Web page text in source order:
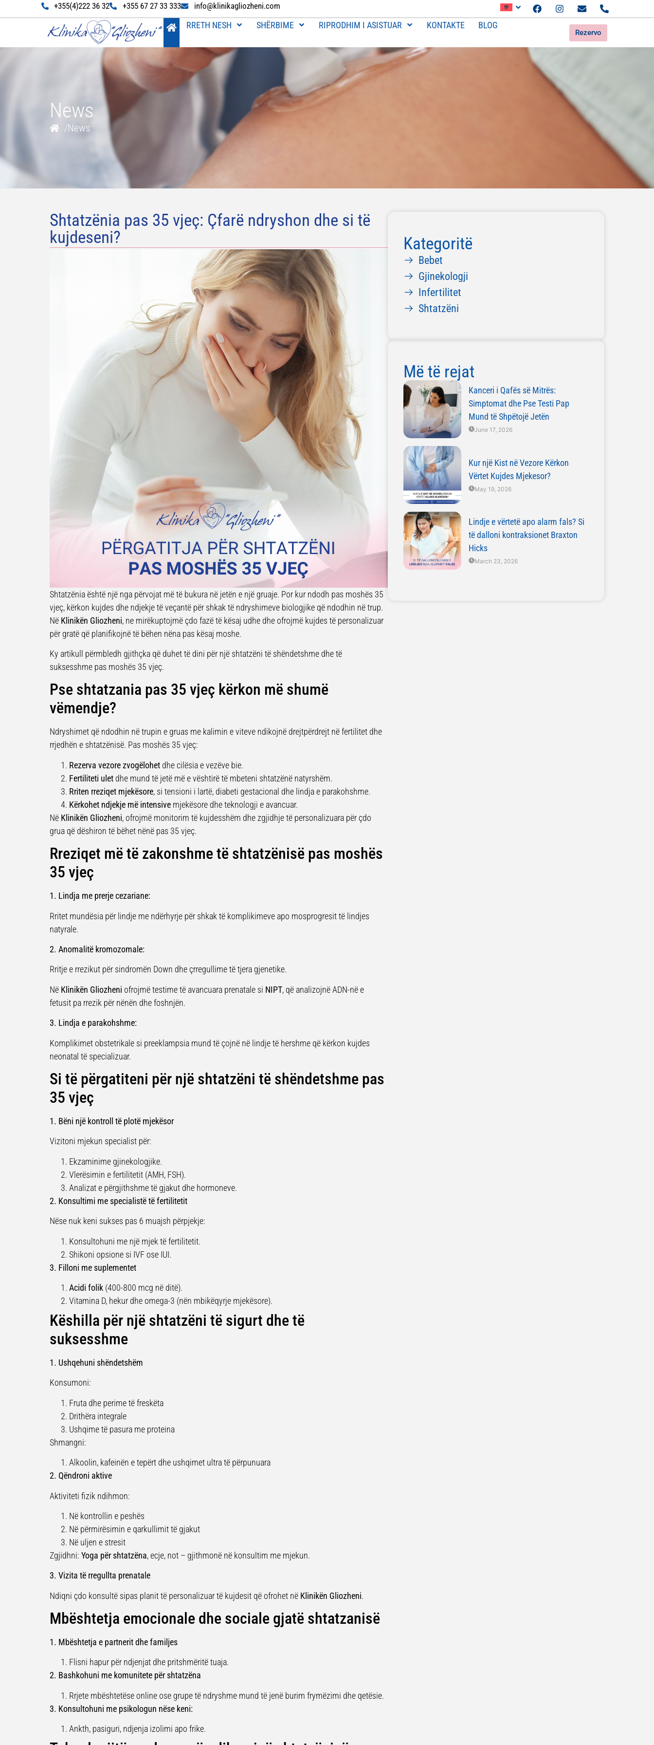
+355(4)222 36 32 +355 67 27 33 333 info@klinikagliozheni.com
RRETH NESH SHËRBIME RIPRODHIM I ASISTUAR KONTAKTE BLOG
Rezervo
News
/News
Shtatzënia pas 35 vjeç: Çfarë ndryshon dhe si të
kujdeseni?
Shtatzënia është një nga përvojat më të bukura në jetën e një gruaje. Por kur ndodh pas moshës 35
vjeç, kërkon kujdes dhe ndjekje të veçantë për shkak të ndryshimeve biologjike që ndodhin në trup.
Në Klinikën Gliozheni, ne mirëkuptojmë çdo fazë të kësaj udhe dhe ofrojmë kujdes të personalizuar
për gratë që planifikojnë të bëhen nëna pas kësaj moshe.
Ky artikull përmbledh gjithçka që duhet të dini për një shtatzëni të shëndetshme dhe të
suksesshme pas moshës 35 vjeç.
Pse shtatzania pas 35 vjeç kërkon më shumë
vëmendje?
Ndryshimet që ndodhin në trupin e gruas me kalimin e viteve ndikojnë drejtpërdrejt në fertilitet dhe
rrjedhën e shtatzënisë. Pas moshës 35 vjeç:
Rezerva vezore zvogëlohet dhe cilësia e vezëve bie.
Fertiliteti ulet dhe mund të jetë më e vështirë të mbeteni shtatzënë natyrshëm.
Rriten rreziqet mjekësore, si tensioni i lartë, diabeti gestacional dhe lindja e parakohshme.
Kërkohet ndjekje më intensive mjekësore dhe teknologji e avancuar.
Në Klinikën Gliozheni, ofrojmë monitorim të kujdesshëm dhe zgjidhje të personalizuara për çdo
grua që dëshiron të bëhet nënë pas 35 vjeç.
Rreziqet më të zakonshme të shtatzënisë pas moshës
35 vjeç
1. Lindja me prerje cezariane:
Rritet mundësia për lindje me ndërhyrje për shkak të komplikimeve apo mosprogresit të lindjes
natyrale.
2. Anomalitë kromozomale:
Rritje e rrezikut për sindromën Down dhe çrregullime të tjera gjenetike.
Në Klinikën Gliozheni ofrojmë testime të avancuara prenatale si NIPT, që analizojnë ADN-në e
fetusit pa rrezik për nënën dhe foshnjën.
3. Lindja e parakohshme:
Komplikimet obstetrikale si preeklampsia mund të çojnë në lindje të hershme që kërkon kujdes
neonatal të specializuar.
Si të përgatiteni për një shtatzëni të shëndetshme pas
35 vjeç
1. Bëni një kontroll të plotë mjekësor
Vizitoni mjekun specialist për:
Ekzaminime gjinekologjike.
Vlerësimin e fertilitetit (AMH, FSH).
Analizat e përgjithshme të gjakut dhe hormoneve.
2. Konsultimi me specialistë të fertilitetit
Nëse nuk keni sukses pas 6 muajsh përpjekje:
Konsultohuni me një mjek të fertilitetit.
Shikoni opsione si IVF ose IUI.
3. Filloni me suplementet
Acidi folik (400-800 mcg në ditë).
Vitamina D, hekur dhe omega-3 (nën mbikëqyrje mjekësore).
Këshilla për një shtatzëni të sigurt dhe të
suksesshme
1. Ushqehuni shëndetshëm
Konsumoni:
Fruta dhe perime të freskëta
Drithëra integrale
Ushqime të pasura me proteina
Shmangni:
Alkoolin, kafeinën e tepërt dhe ushqimet ultra të përpunuara
2. Qëndroni aktive
Aktiviteti fizik ndihmon:
Në kontrollin e peshës
Në përmirësimin e qarkullimit të gjakut
Në uljen e stresit
Zgjidhni: Yoga për shtatzëna, ecje, not – gjithmonë në konsultim me mjekun.
3. Vizita të rregullta prenatale
Ndiqni çdo konsultë sipas planit të personalizuar të kujdesit që ofrohet në Klinikën Gliozheni.
Mbështetja emocionale dhe sociale gjatë shtatzanisë
1. Mbështetja e partnerit dhe familjes
Flisni hapur për ndjenjat dhe pritshmëritë tuaja.
2. Bashkohuni me komunitete për shtatzëna
Rrjete mbështetëse online ose grupe të ndryshme mund të jenë burim frymëzimi dhe qetësie.
3. Konsultohuni me psikologun nëse keni:
Ankth, pasiguri, ndjenja izolimi apo frike.
Kategoritë
Bebet
Gjinekologji
Infertilitet
Shtatzëni
Më të rejat
Kanceri i Qafës së Mitrës:
Simptomat dhe Pse Testi Pap
Mund të Shpëtojë Jetën
June 17, 2026
Kur një Kist në Vezore Kërkon
Vërtet Kujdes Mjekesor?
May 19, 2026
Lindje e vërtetë apo alarm fals? Si
të dalloni kontraksionet Braxton
Hicks
March 23, 2026